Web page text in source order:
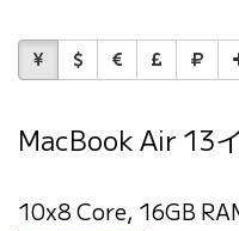
MacBook Air 13
10x8 Core, 16GB